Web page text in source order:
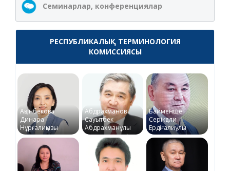
Семинарлар, конференциялар
РЕСПУБЛИКАЛЫҚ ТЕРМИНОЛОГИЯ
КОМИССИЯСЫ
Ақынбекова
Динара
Нұрғалиқызы
Абдрахманов
Сауытбек
Абдрахманұлы
Байменше
Серікқали
Ердіғалиұлы